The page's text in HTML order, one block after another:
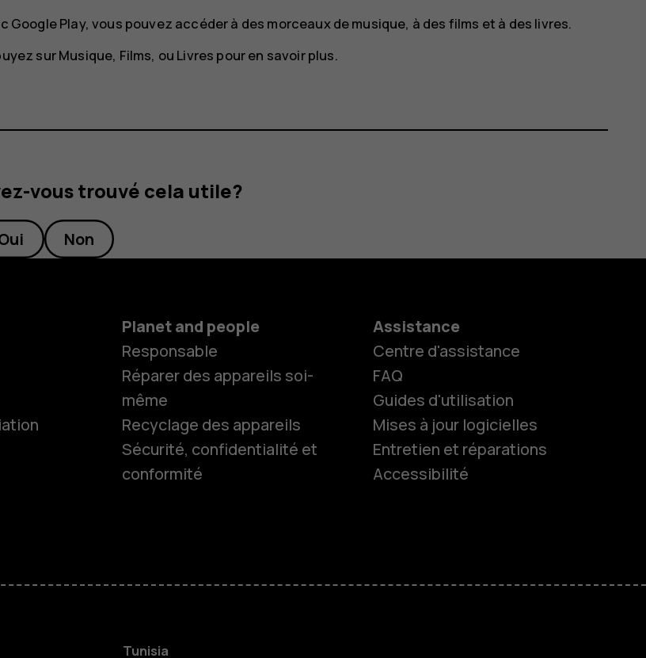
Smartphones
Google Play, vous pouvez accéder à des morceaux de musique, à des films et à des livres.
surMusique, Films, ou Livres pour en savoir plus.
vous trouvé cela utile?
Non
Planet and people
Responsable
Réparer des appareils soi-
même
Recyclage des appareils
Sécurité, confidentialité et
conformité
Assistance
Centre d'assistance
FAQ
Guides d'utilisation
Mises à jour logicielles
Entretien et réparations
Accessibilité
Tunisia